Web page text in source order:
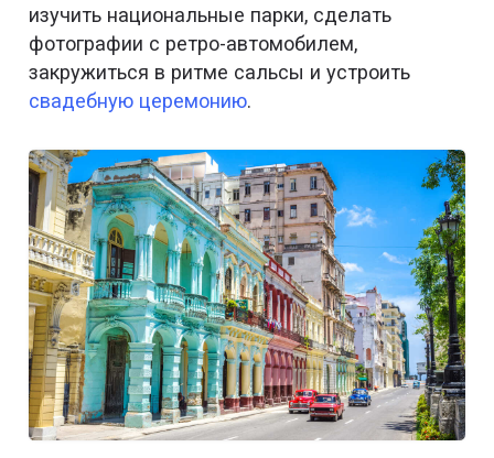
изучить национальные парки, сделать
фотографии с ретро-автомобилем,
закружиться в ритме сальсы и устроить
свадебную церемонию.